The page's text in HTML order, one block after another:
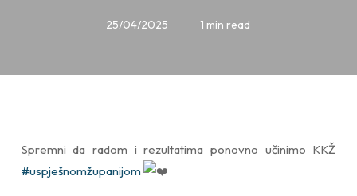
25/04/2025 1 min read
Spremni da radom i rezultatima ponovno učinimo KKŽ
#uspješnomžupanijom